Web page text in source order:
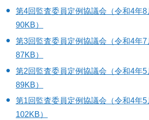
第4回監査委員定例協議会（令和4年8
90KB）
第3回監査委員定例協議会（令和4年7
87KB）
第2回監査委員定例協議会（令和4年5
89KB）
第1回監査委員定例協議会（令和4年5
102KB）